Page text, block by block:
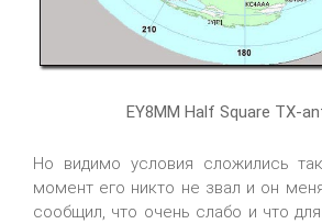
EY8MM Half Square TX-
Но видимо условия сложились
момент его никто не звал и он
сообщил, что очень слабо и что